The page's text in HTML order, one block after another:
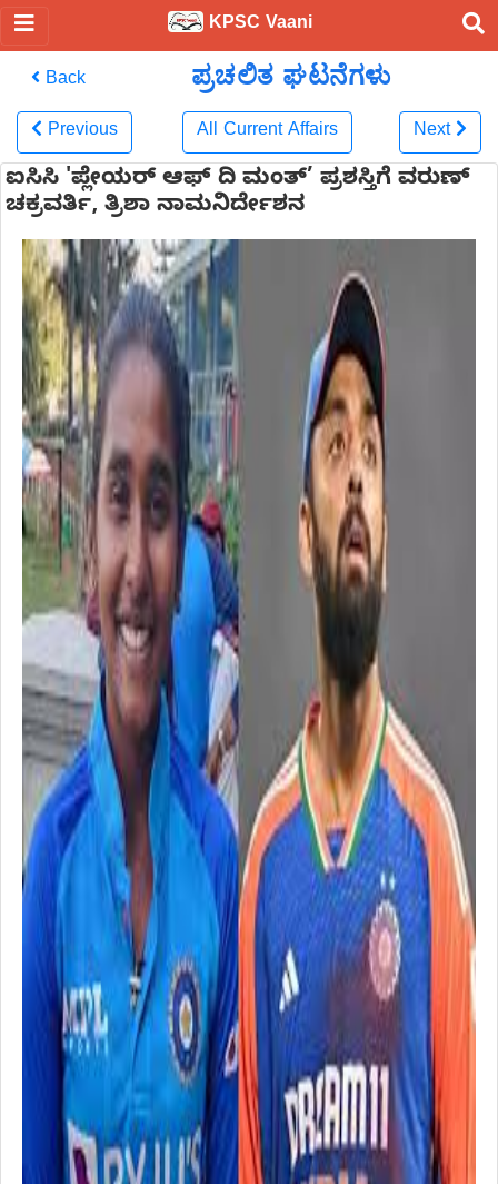
KPSC Vaani
Back ಪ್ರಚಲಿತ ಘಟನೆಗಳು
Previous All Current Affairs Next
ಐಸಿಸಿ 'ಪ್ಲೇಯರ್ ಆಫ್ ದಿ ಮಂತ್’ ಪ್ರಶಸ್ತಿಗೆ ವರುಣ್
ಚಕ್ರವರ್ತಿ, ತ್ರಿಶಾ ನಾಮನಿರ್ದೇಶನ